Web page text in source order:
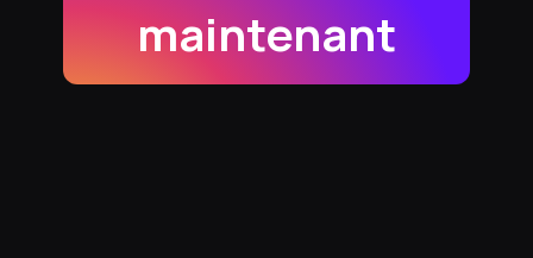
maintenant